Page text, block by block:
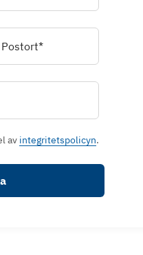
Postort*
av integritetspolicyn.